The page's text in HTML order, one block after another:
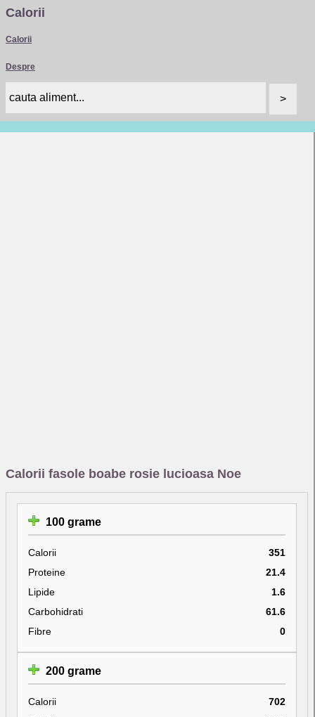
Calorii
Calorii
Despre
Calorii fasole boabe rosie lucioasa Noe
100 grame
Calorii
351
Proteine
21.4
Lipide
1.6
Carbohidrati
61.6
Fibre
0
200 grame
Calorii
702